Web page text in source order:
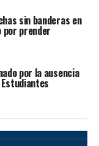
sin banderas en
prender
por la ausencia